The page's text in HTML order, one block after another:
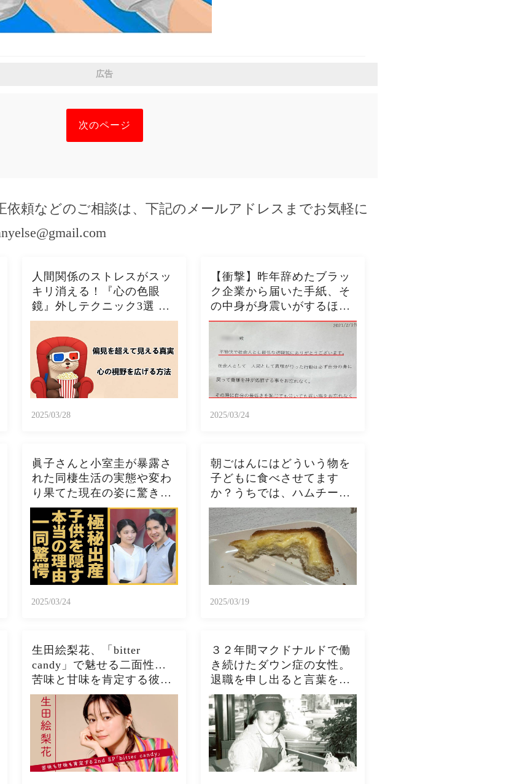
広告
次のページ
依頼などのご相談は、下記のメールアドレスまでお気軽に
人間関係のストレスがスッ
キリ消える！『心の色眼
鏡』外しテクニック3選 今
日から視界クリアになるた
った！！🦦✨
2025/03/28
【衝撃】昨年辞めたブラッ
ク企業から届いた手紙、そ
の中身が身震いがするほど
の酷い内容だった…...
2025/03/24
眞子さんと小室圭が暴露さ
れた同棲生活の実態や変わ
り果てた現在の姿に驚きを
隠さない...秋篠宮家の長女
がアメリカで極秘出産の真
相や暴露されたヤバいO癖
に言葉を失う...
2025/03/24
朝ごはんにはどういう物を
子どもに食べさせてます
か？うちでは、ハムチーズ
トースト、ジャムトース
ト、ピーナッツバタートー
ストをよく作ります。やっ
ぱこんなんダメよね…
2025/03/19
生田絵梨花、「bitter
candy」で魅せる二面性…
苦味と甘味を肯定する彼女
の進化とは？
３２年間マクドナルドで働
き続けたダウン症の女性。
退職を申し出ると言葉を失
う展開を迎える